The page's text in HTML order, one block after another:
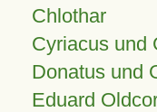
Chlothar
Cyriacus und
Donatus und
Eduard